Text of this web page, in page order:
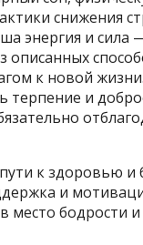
снижения
энергия и сила
описанных
к новой
терпение и
к здоровью и
и
место бодрости